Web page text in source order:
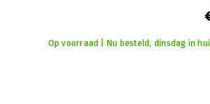
Op voorraad | Nu besteld, dinsdag in